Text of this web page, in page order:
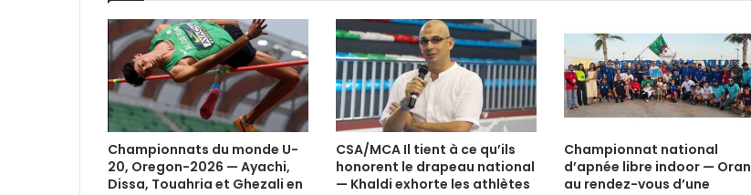
Championnats du monde U-
20, Oregon-2026 — Ayachi,
Dissa, Touahria et Ghezali en
CSA/MCA Il tient à ce qu’ils
honorent le drapeau national
— Khaldi exhorte les athlètes
Championnat national
d’apnée libre indoor — Oran
au rendez-vous d’une